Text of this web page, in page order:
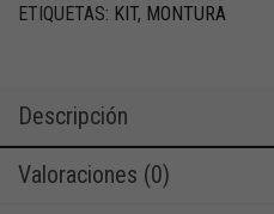
ETIQUETAS: KIT, MONTURA
Descripción
Valoraciones (0)